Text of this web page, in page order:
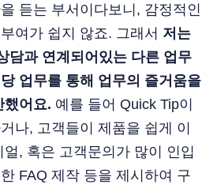
듣는 부서이다보니, 감정적인
여가 쉽지 않죠. 그래서 저는
담과 연계되어있는 다른 업무
업무를 통해 업무의 즐거움을
했어요. 예를 들어 Quick Tip이
나, 고객들이 제품을 쉽게 이
, 혹은 고객문의가 많이 인입
FAQ 제작 등을 제시하여 구